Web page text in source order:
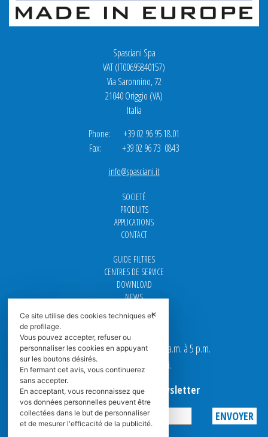
Spasciani Spa
VAT (IT00695840157)
Via Saronnino, 72
21040 Origgio (VA)
Italia
Phone: +39 02 96 95 18.01
Fax: +39 02 96 73 0843
info@spasciani.it
SOCIETÉ
PRODUITS
APPLICATIONS
CONTACT
GUIDE FILTRES
CENTRES DE SERVICE
DOWNLOAD
NEWS
CARRIÈRE
Nos bureaux sont ouverts de 9 a.m. à 5 p.m.
du Lundi au Vendredi.
Abonnez-vous à la Newsletter
Privacy
✕
Ce site utilise des cookies techniques et
de profilage.
Vous pouvez accepter, refuser ou
personnaliser les cookies en appuyant
sur les boutons désirés.
En fermant cet avis, vous continuerez
sans accepter.
En acceptant, vous reconnaissez que
vos données personnelles peuvent être
collectées dans le but de personnaliser
et de mesurer l'efficacité de la publicité.